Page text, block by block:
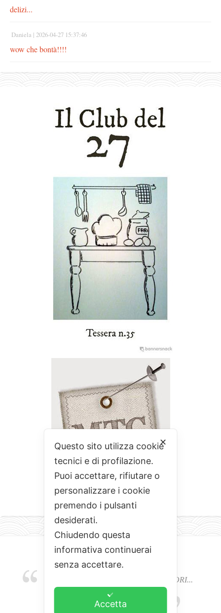
delizi...
Daniela | 2026-04-27 15:37:46
wow che bontà!!!!
EMOZIONI, COLORI, ODORI E SAPORI...
L'ALCHIMIA DEL BUON CIBO
✕
Questo sito utilizza cookie
tecnici e di profilazione.
Puoi accettare, rifiutare o
personalizzare i cookie
premendo i pulsanti
desiderati.
Chiudendo questa
informativa continuerai
senza accettare.
Accetta